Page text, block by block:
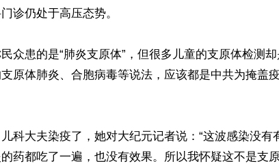
诊仍处于高压态势。
众患的是“肺炎支原体”，但很多儿童的支原体检测
原体肺炎、合胞病毒等说法，应该都是中共为掩盖
科大夫染疫了，她对大纪元记者说：“这波感染没有
药都吃了一遍，也没有效果。所以我怀疑这不是支